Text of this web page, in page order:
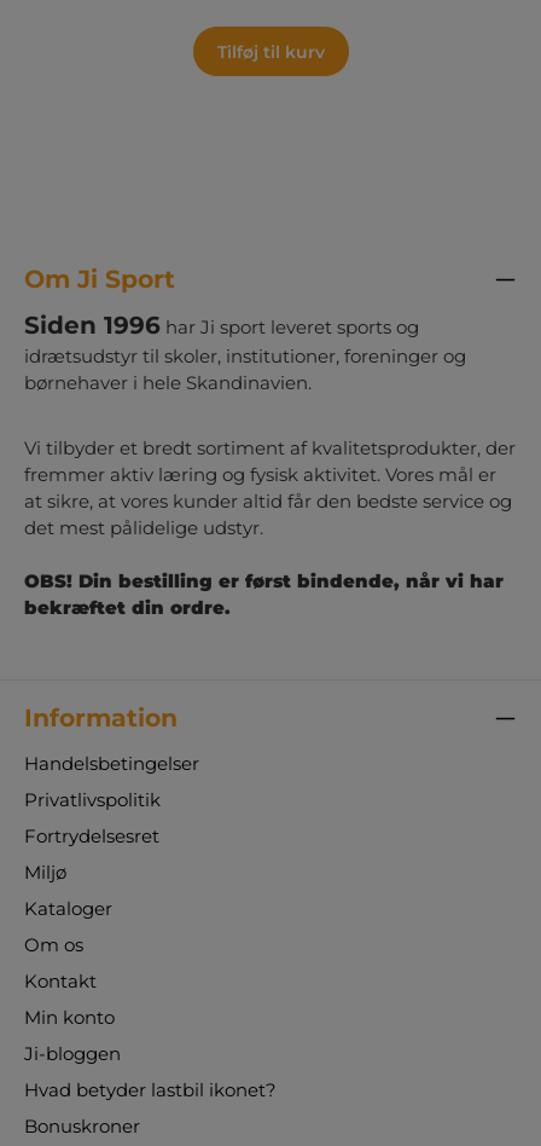
er termoplast. Det giver jer en solid og
langtidsholdbar løsning som kan tåle både sol,
regn og ivrige fødder i mange år. I vælger selv
Tilføj til kurv
Om Ji Sport
Siden 1996 har Ji sport leveret sports og
idrætsudstyr til skoler, institutioner, foreninger og
børnehaver i hele Skandinavien.
Vi tilbyder et bredt sortiment af kvalitetsprodukter, der
fremmer aktiv læring og fysisk aktivitet. Vores mål er
at sikre, at vores kunder altid får den bedste service og
det mest pålidelige udstyr.
OBS! Din bestilling er først bindende, når vi har
bekræftet din ordre.
Information
Handelsbetingelser
Privatlivspolitik
Fortrydelsesret
Miljø
Kataloger
Om os
Kontakt
Min konto
Ji-bloggen
Hvad betyder lastbil ikonet?
Bonuskroner